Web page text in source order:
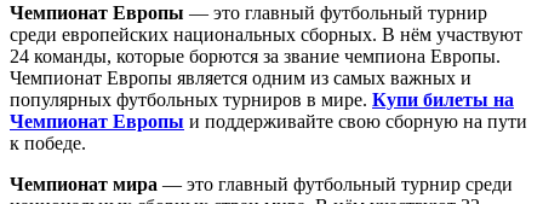
Чемпионат Европы — это главный футбольный турнир
среди европейских национальных сборных. В нём участвуют
24 команды, которые борются за звание чемпиона Европы.
Чемпионат Европы является одним из самых важных и
популярных футбольных турниров в мире. Купи билеты на
Чемпионат Европы и поддерживайте свою сборную на пути
к победе.
Чемпионат мира — это главный футбольный турнир среди